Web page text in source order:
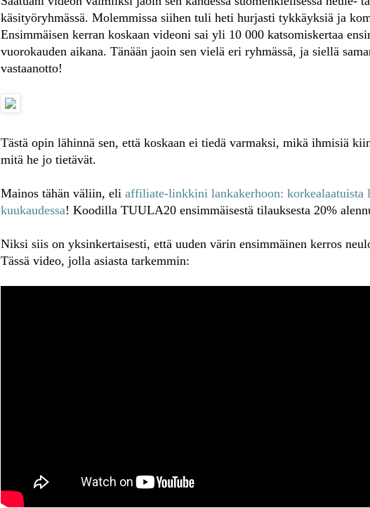
käsityöryhmässä. Molemmissa siihen tuli heti hurjasti tykkäyksiä ja
Ensimmäisen kerran koskaan videoni sai yli 10 000 katsomiskertaa
vuorokauden aikana. Tänään jaoin sen vielä eri ryhmässä, ja siellä
vastaanotto!
Tästä opin lähinnä sen, että koskaan ei tiedä varmaksi, mikä ihmisiä
mitä he jo tietävät.
Mainos tähän väliin, eli affiliate-linkkini lankakerhoon: korkealaatuista
kuukaudessa! Koodilla TUULA20 ensimmäisestä tilauksesta 20%
Niksi siis on yksinkertaisesti, että uuden värin ensimmäinen kerros
Tässä video, jolla asiasta tarkemmin: